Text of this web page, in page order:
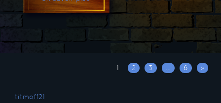
1 2 3 6 »
titmoff21